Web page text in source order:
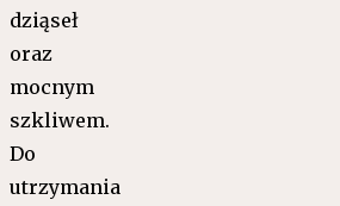
dziąseł
oraz
mocnym
szkliwem.
Do
utrzymania